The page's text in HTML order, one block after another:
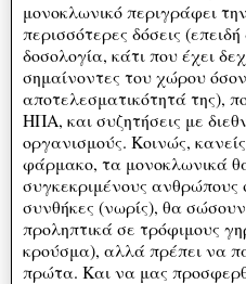
μονοκλωνικό περιγράφει
περισσότερες δόσεις
δοσολογία, κάτι που έχει
σημαίνοντες του χώρου
αποτελεσματικότητά της),
ΗΠΑ, και συζητήσεις με
οργανισμούς. Κοινώς,
φάρμακο, τα μονοκλωνικά
συγκεκριμένους ανθρώπους
συνθήκες (νωρίς), θα
προληπτικά σε τρόφιμους
κρούσμα), αλλά πρέπει να
πρώτα. Και να μας